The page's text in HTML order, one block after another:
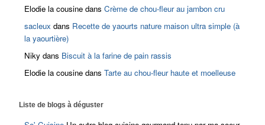
Elodie la cousine dansCrème de chou-fleur au jambon cru
sacleux dans Recette de yaourts nature maison ultra simple (à
la yaourtière)
Niky dans Biscuit à la farine de pain rassis
Elodie la cousine dansTarte au chou-fleur haute et moelleuse
Liste de blogs à déguster